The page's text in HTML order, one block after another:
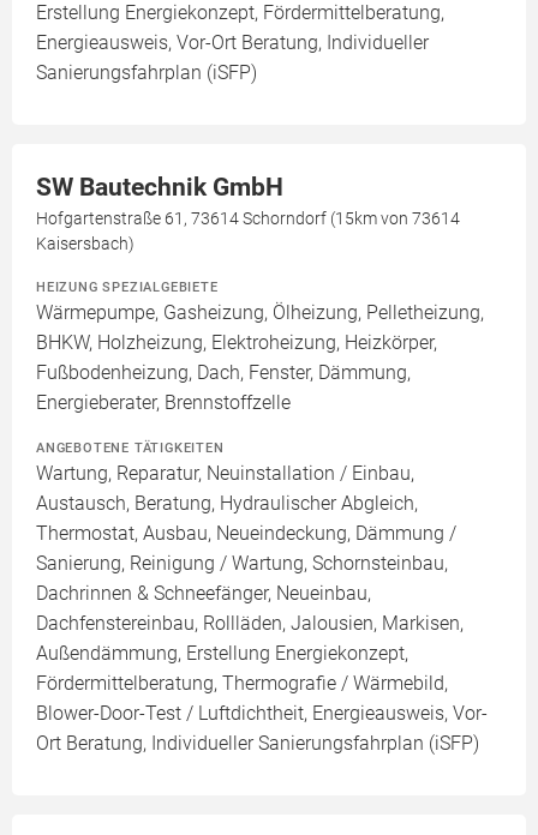
Erstellung Energiekonzept, Fördermittelberatung,
Energieausweis, Vor-Ort Beratung, Individueller
Sanierungsfahrplan (iSFP)
SW Bautechnik GmbH
Hofgartenstraße 61, 73614 Schorndorf (15km von 73614
Kaisersbach)
HEIZUNG SPEZIALGEBIETE
Wärmepumpe, Gasheizung, Ölheizung, Pelletheizung,
BHKW, Holzheizung, Elektroheizung, Heizkörper,
Fußbodenheizung, Dach, Fenster, Dämmung,
Energieberater, Brennstoffzelle
ANGEBOTENE TÄTIGKEITEN
Wartung, Reparatur, Neuinstallation / Einbau,
Austausch, Beratung, Hydraulischer Abgleich,
Thermostat, Ausbau, Neueindeckung, Dämmung /
Sanierung, Reinigung / Wartung, Schornsteinbau,
Dachrinnen & Schneefänger, Neueinbau,
Dachfenstereinbau, Rollläden, Jalousien, Markisen,
Außendämmung, Erstellung Energiekonzept,
Fördermittelberatung, Thermografie / Wärmebild,
Blower-Door-Test / Luftdichtheit, Energieausweis, Vor-
Ort Beratung, Individueller Sanierungsfahrplan (iSFP)